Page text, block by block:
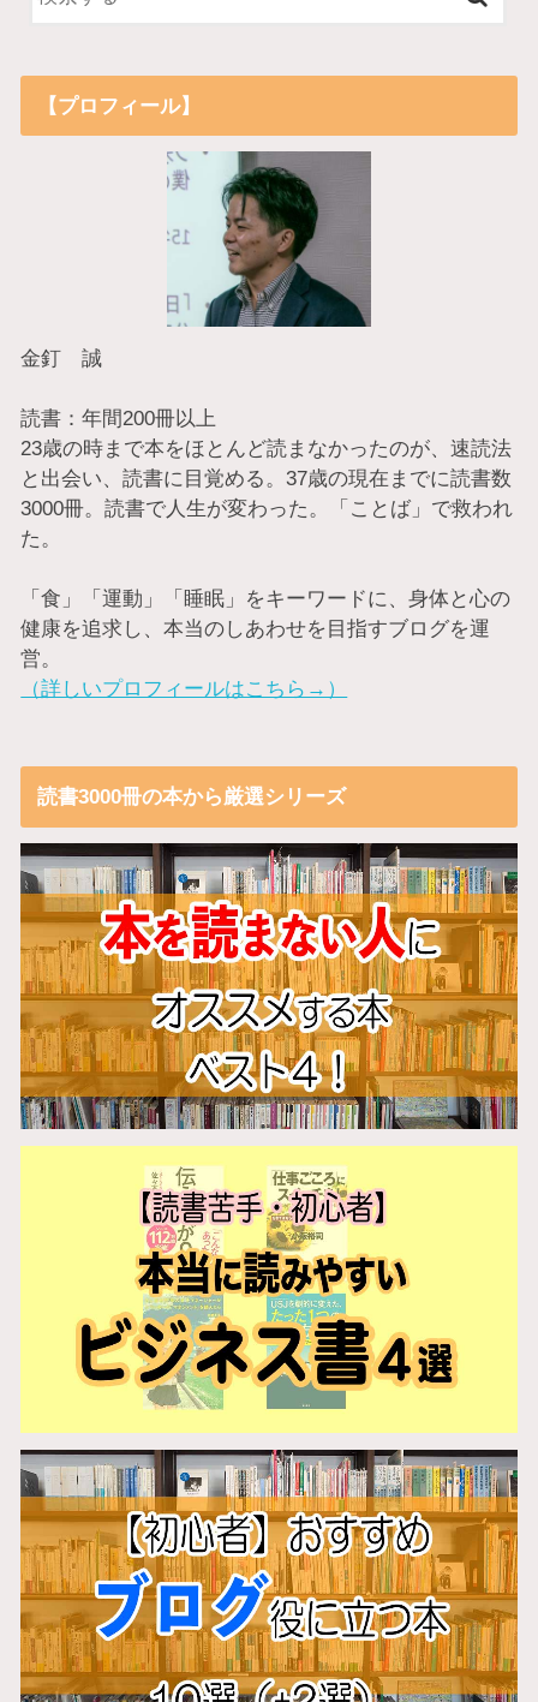
【プロフィール】
金釘 誠
読書：年間200冊以上
23歳の時まで本をほとんど読まなかったのが、速読法
と出会い、読書に目覚める。37歳の現在までに読書数
3000冊。読書で人生が変わった。「ことば」で救われ
た。
「食」「運動」「睡眠」をキーワードに、身体と心の
健康を追求し、本当のしあわせを目指すブログを運
営。
（詳しいプロフィールはこちら→）
読書3000冊の本から厳選シリーズ